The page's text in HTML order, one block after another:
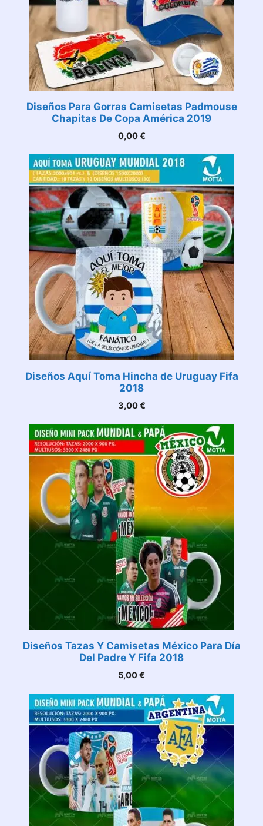
Diseños Para Gorras Camisetas Padmouse
Chapitas De Copa América 2019
0,00€
Diseños Aquí Toma Hincha de Uruguay Fifa
2018
3,00€
Diseños Tazas Y Camisetas México Para Día
Del Padre Y Fifa 2018
5,00€